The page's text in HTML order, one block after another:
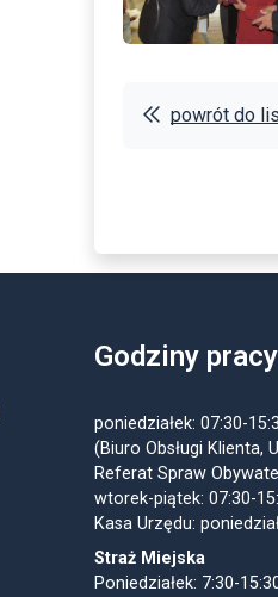
powrót do
Godziny pracy
poniedziałek: 07:30-
(Biuro Obsługi Klienta,
Referat Spraw
wtorek-piątek: 07:30-
Kasa Urzędu:
Straż Miejska
Poniedziałek: 7:30-